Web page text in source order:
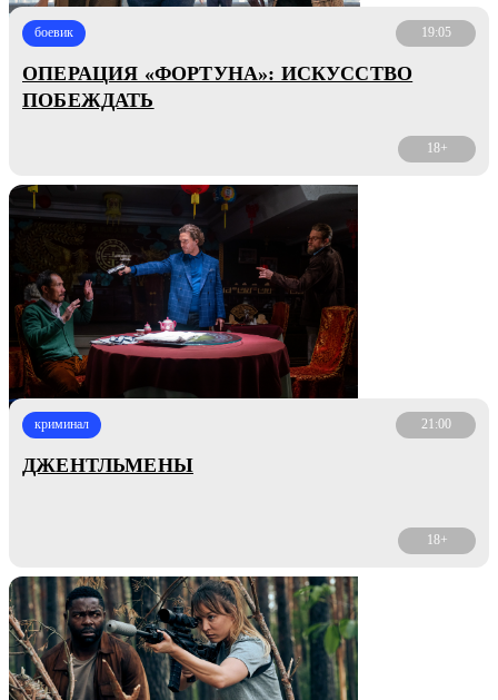
боевик 19:05
ОПЕРАЦИЯ «ФОРТУНА»: ИСКУССТВО
ПОБЕЖДАТЬ
18+
криминал 21:00
ДЖЕНТЛЬМЕНЫ
18+